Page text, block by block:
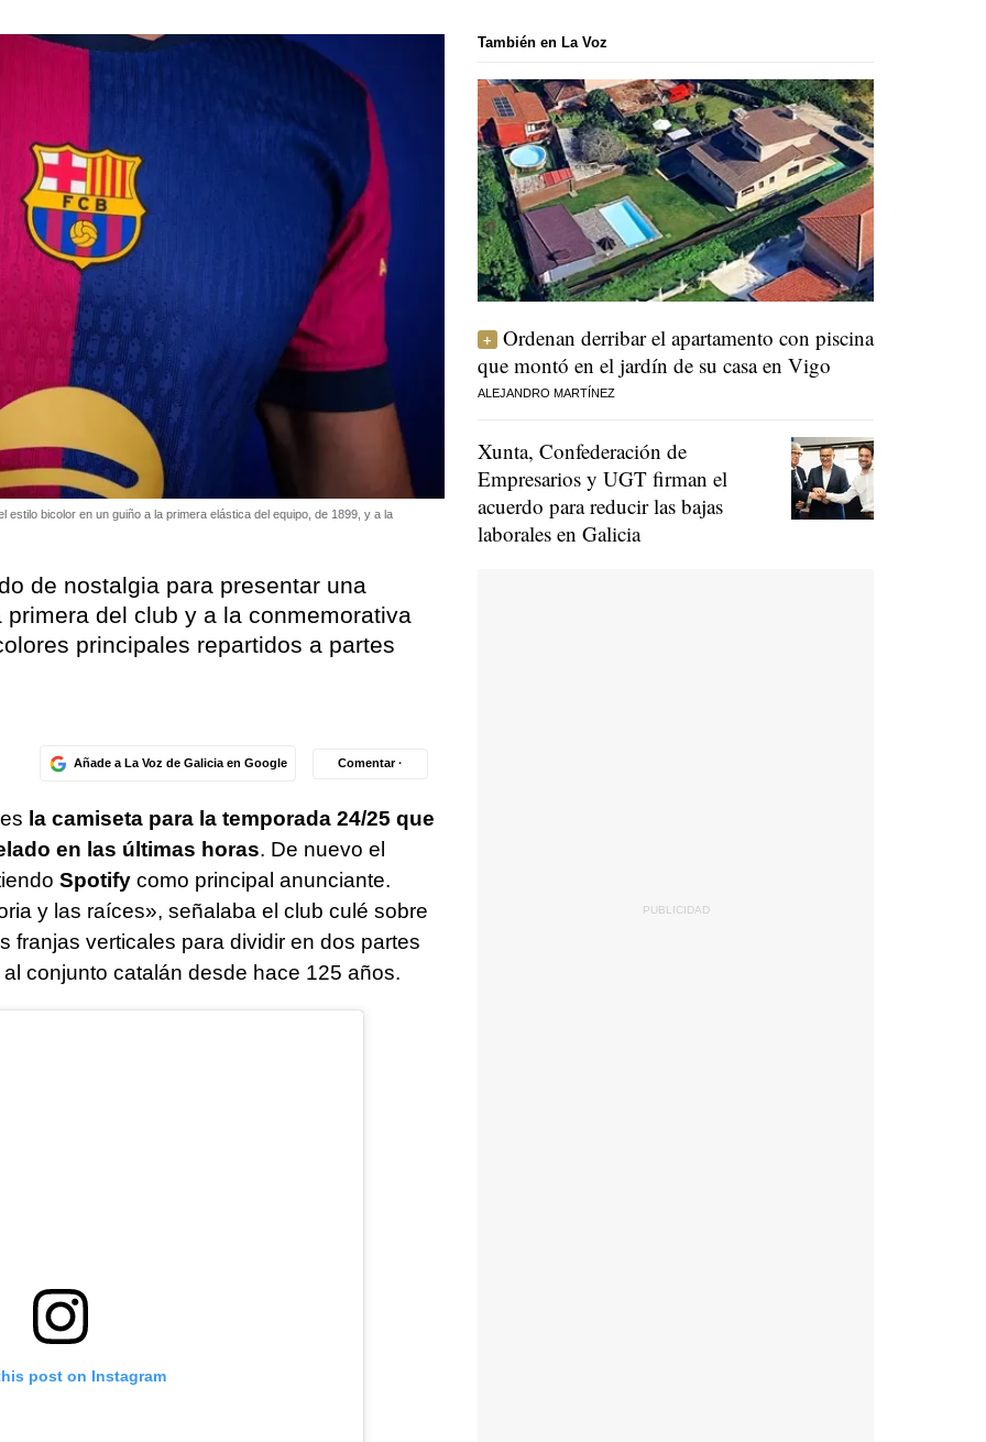
bicolor en un guiño a la primera elástica del equipo, de 1899, y a la
de nostalgia para presentar una
del club y a la conmemorativa
principales repartidos a partes
Añade a La Voz de Galicia en Google Comentar ·
la camiseta para la temporada 24/25 que
en las últimas horas. De nuevo el
Spotifycomo principal anunciante.
y las raíces», señalaba el club culé sobre
franjas verticales para dividir en dos partes
conjunto catalán desde hace 125 años.
post on Instagram
También en La Voz
Ordenan derribar el apartamento con piscina
que montó en el jardín de su casa en Vigo
ALEJANDRO MARTÍNEZ
Xunta, Confederación de
Empresarios y UGT firman el
acuerdo para reducir las bajas
laborales en Galicia